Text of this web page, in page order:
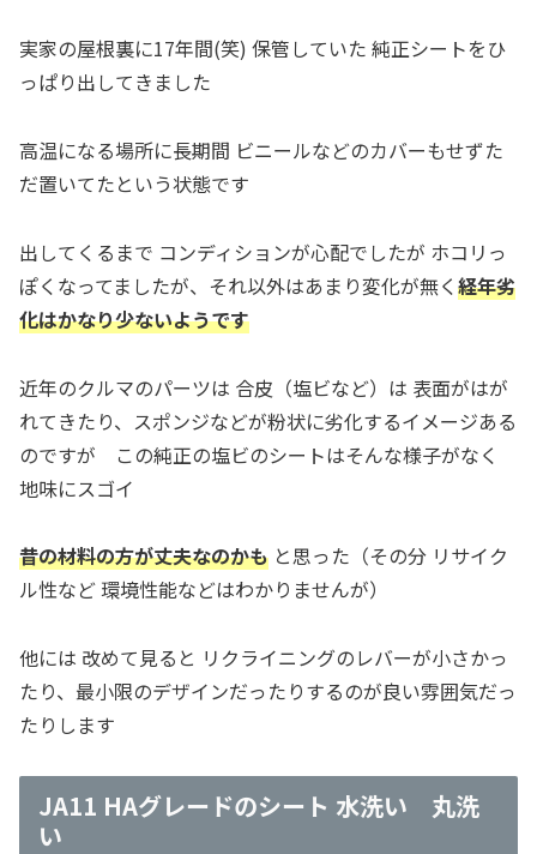
実家の屋根裏に17年間(笑) 保管していた 純正シートをひ
っぱり出してきました
高温になる場所に長期間 ビニールなどのカバーもせずた
だ置いてたという状態です
出してくるまで コンディションが心配でしたが ホコリっ
ぽくなってましたが、それ以外はあまり変化が無く経年劣
化はかなり少ないようです
近年のクルマのパーツは 合皮（塩ビなど）は 表面がはが
れてきたり、スポンジなどが粉状に劣化するイメージある
のですが この純正の塩ビのシートはそんな様子がなく
地味にスゴイ
昔の材料の方が丈夫なのかも と思った（その分 リサイク
ル性など 環境性能などはわかりませんが）
他には 改めて見ると リクライニングのレバーが小さかっ
たり、最小限のデザインだったりするのが良い雰囲気だっ
たりします
JA11 HAグレードのシート 水洗い 丸洗
い